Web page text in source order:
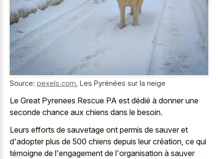
Source: pexels.com Les Pyrénées sur la neige
Le Great Pyrenees Rescue PA est dédié à donner une
seconde chance aux chiens dans le besoin.
Leurs efforts de sauvetage ont permis de sauver et
d'adopter plus de 500 chiens depuis leur création, ce qui
témoigne de l'engagement de l'organisation à sauver